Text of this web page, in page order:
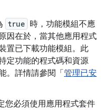
true 時，功能模組不應
因在於，當其他應用程式
置已下載功能模組。此
定功能的程式碼和資源
。詳情請參閱「 管理已安
您必須使用應用程式套件